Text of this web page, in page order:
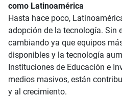
como Latinoamérica
Hasta hace poco,
adopción de la tecnología. Sin
cambiando ya que equipos
disponibles y la tecnología
Instituciones de Educación e
medios masivos, están
y al crecimiento.